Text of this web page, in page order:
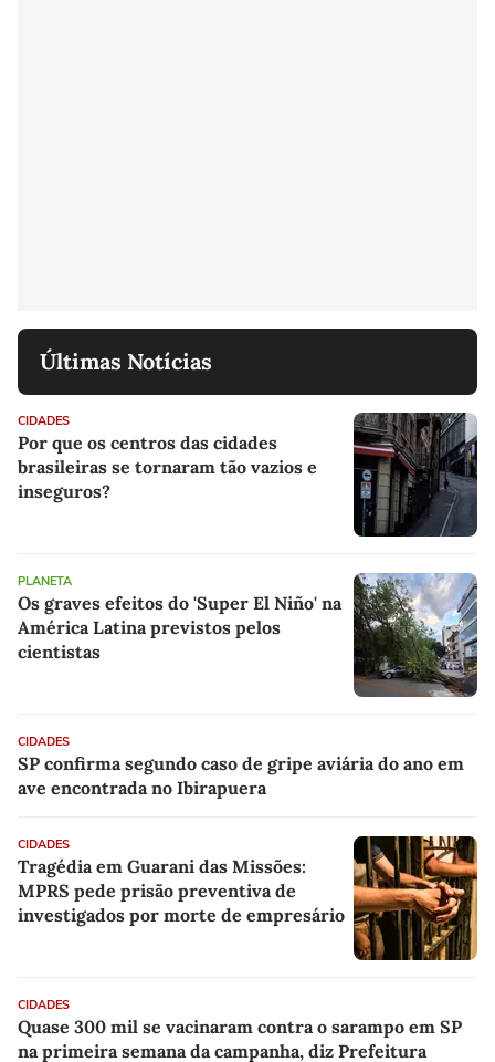
Últimas Notícias
CIDADES
Por que os centros das cidades
brasileiras se tornaram tão vazios e
inseguros?
PLANETA
Os graves efeitos do 'Super El Niño' na
América Latina previstos pelos
cientistas
CIDADES
SP confirma segundo caso de gripe aviária do ano em
ave encontrada no Ibirapuera
CIDADES
Tragédia em Guarani das Missões:
MPRS pede prisão preventiva de
investigados por morte de empresário
CIDADES
Quase 300 mil se vacinaram contra o sarampo em SP
na primeira semana da campanha, diz Prefeitura